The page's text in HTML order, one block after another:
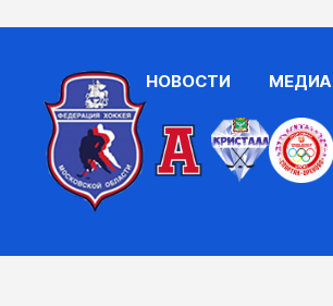
НОВОСТИ МЕДИА